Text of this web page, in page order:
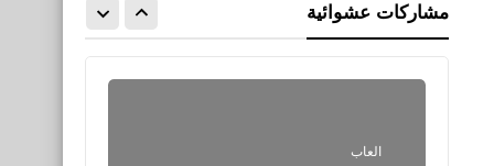
مشاركات عشوائية
ليفربول نهاية الموسم الحالى
العاب